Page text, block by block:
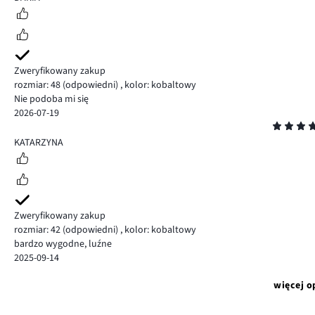
Zweryfikowany zakup
rozmiar: 48 (odpowiedni) , kolor: kobaltowy
Nie podoba mi się
2026-07-19
5
KATARZYNA
Zweryfikowany zakup
rozmiar: 42 (odpowiedni) , kolor: kobaltowy
bardzo wygodne, luźne
2025-09-14
więcej